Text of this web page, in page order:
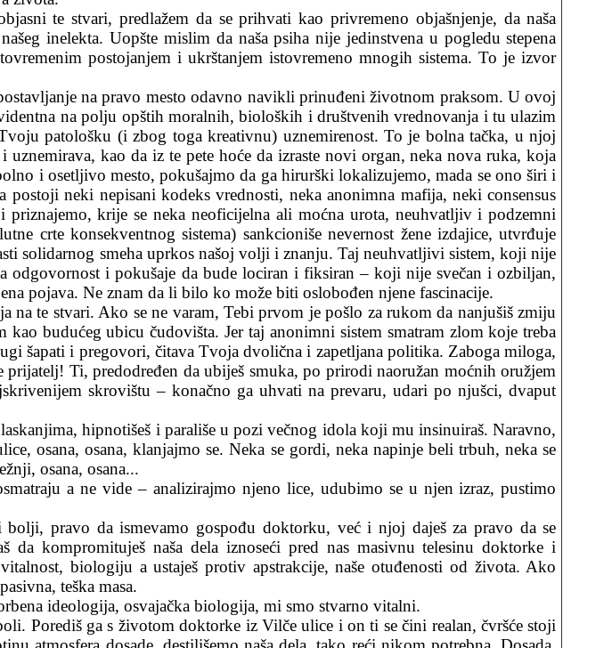
te stvari, predlažem da se prihvati kao privremeno objašnjenje, da naša
inelekta. Uopšte mislim da naša psiha nije jedinstvena u pogledu stepena
postojanjem i ukrštanjem istovremeno mnogih sistema. To je izvor
na pravo mesto odavno navikli prinuđeni životnom praksom. U ovoj
na polju opštih moralnih, bioloških i društvenih vrednovanja i tu ulazim
patološku (i zbog toga kreativnu) uznemirenost. To je bolna tačka, u njoj
kao da iz te pete hoće da izraste novi organ, neka nova ruka, koja
i osetljivo mesto, pokušajmo da ga hirurški lokalizujemo, mada se ono širi i
neki nepisani kodeks vrednosti, neka anonimna mafija, neki consensus
krije se neka neoficijelna ali moćna urota, neuhvatljiv i podzemni
crte konsekventnog sistema) sankcioniše nevernost žene izdajice, utvrđuje
solidarnog smeha uprkos našoj volji i znanju. Taj neuhvatljivi sistem, koji nije
odgovornost i pokušaje da bude lociran i fiksiran – koji nije svečan i ozbiljan,
pojava. Ne znam da li bilo ko može biti oslobođen njene fascinacije.
te stvari. Ako se ne varam, Tebi prvom je pošlo za rukom da nanjušiš zmiju
budućeg ubicu čudovišta. Jer taj anonimni sistem smatram zlom koje treba
šapati i pregovori, čitava Tvoja dvolična i zapetljana politika. Zaboga miloga,
Ti, predodređen da ubiješ smuka, po prirodi naoružan moćnih oružjem
skrovištu – konačno ga uhvati na prevaru, udari po njušci, dvaput
hipnotišeš i parališe u pozi večnog idola koji mu insinuiraš. Naravno,
osana, osana, klanjajmo se. Neka se gordi, neka napinje beli trbuh, neka se
osana, osana...
a ne vide – analizirajmo njeno lice, udubimo se u njen izraz, pustimo
pravo da ismevamo gospođu doktorku, već i njoj daješ za pravo da se
da kompromituješ naša dela iznoseći pred nas masivnu telesinu doktorke i
biologiju a ustaješ protiv apstrakcije, naše otuđenosti od života. Ako
teška masa.
ideologija, osvajačka biologija, mi smo stvarno vitalni.
Porediš ga s životom doktorke iz Vilče ulice i on ti se čini realan, čvršće stoji